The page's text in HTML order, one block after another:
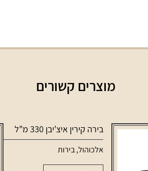
מוצרים קשורים
בירה קירין איצ'יבן 330 מ"ל
אלכוהול,בירות